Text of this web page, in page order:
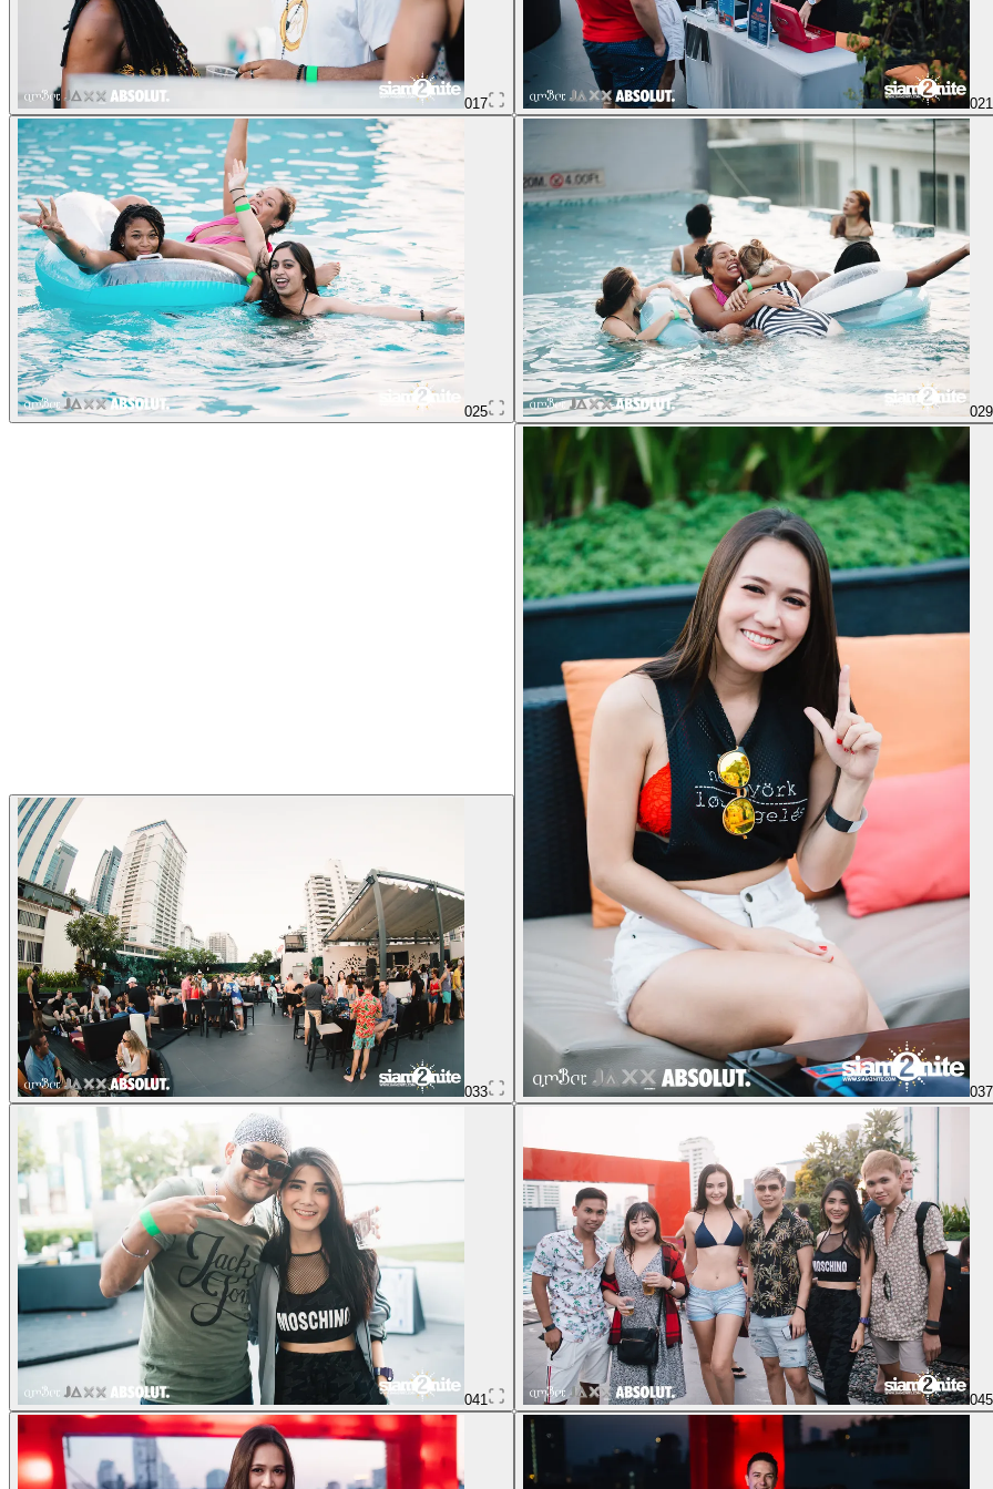
017 021
025 029
033 037
041 045